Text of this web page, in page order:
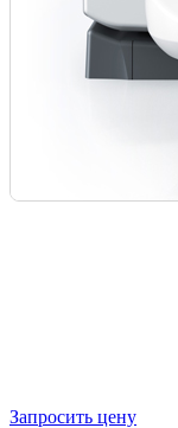
Запросить цену